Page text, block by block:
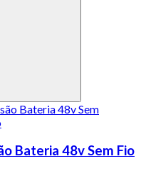
Bateria 48v Sem Fio